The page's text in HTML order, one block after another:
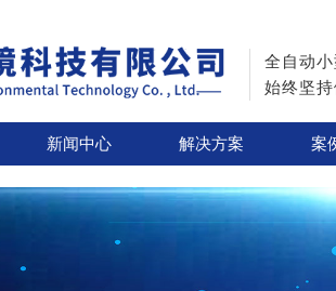
全自动
始终坚
新闻中心 解决方案 案